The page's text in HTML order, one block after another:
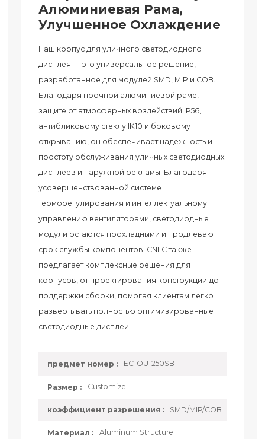
Алюминиевая Рама,
Улучшенное Охлаждение
Наш корпус для уличного светодиодного
дисплея — это универсальное решение,
разработанное для модулей SMD, MIP и COB.
Благодаря прочной алюминиевой раме,
защите от атмосферных воздействий IP56,
антибликовому стеклу IK10 и боковому
открыванию, он обеспечивает надежность и
простоту обслуживания уличных светодиодных
дисплеев и наружной рекламы. Благодаря
усовершенствованной системе
терморегулирования и интеллектуальному
управлению вентиляторами, светодиодные
модули остаются прохладными и продлевают
срок службы компонентов. CNLC также
предлагает комплексные решения для
корпусов, от проектирования конструкции до
поддержки сборки, помогая клиентам легко
развертывать полностью оптимизированные
светодиодные дисплеи.
предмет номер : EC-OU-250SB
Размер : Customize
коэффициент разрешения : SMD/MIP/COB
Материал : Aluminum Structure